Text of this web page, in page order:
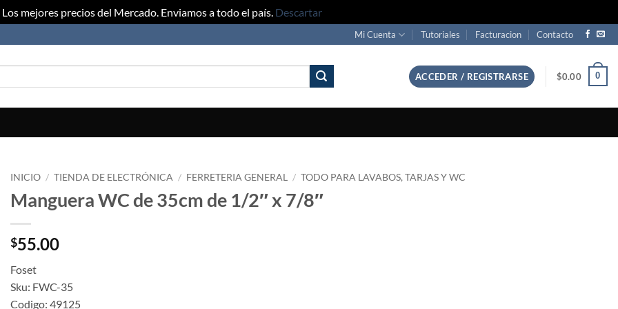
Los mejores precios del Mercado. Enviamos a todo el país. Descartar
Mi Cuenta Tutoriales Facturacion Contacto
ACCEDER / REGISTRARSE $0.00 0
INICIO / TIENDA DE ELECTRÓNICA / FERRETERIA GENERAL / TODO PARA LAVABOS, TARJAS Y WC
Manguera WC de 35cm de 1/2″ x 7/8″
$55.00
Foset
Sku: FWC-35
Codigo: 49125